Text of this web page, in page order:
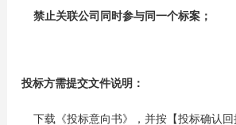
禁止关联公司同时参与同一个标案；
投标方需提交文件说明：
下载《投标意向书》，并按【投标确认